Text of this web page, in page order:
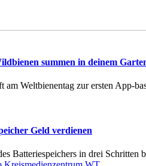
summen in deinem
am Weltbienentag zur ersten App-
Geld verdienen
Batteriespeichers in drei